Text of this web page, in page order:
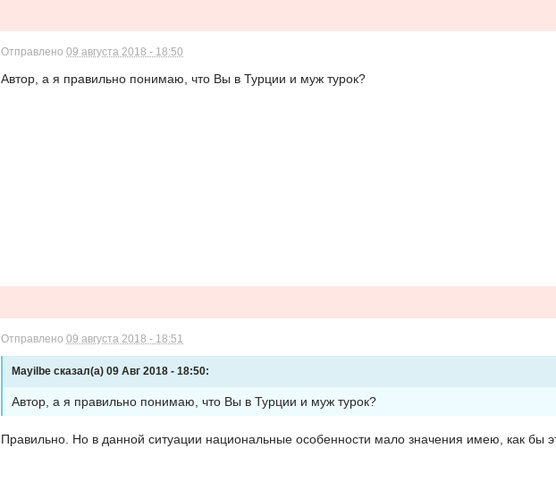
Отправлено09 августа 2018 - 18:50
Автор, а я правильно понимаю, что Вы в Турции и муж турок?
Отправлено09 августа 2018 - 18:51
Mayilbe сказал(а) 09 Авг 2018 - 18:50:
Автор, а я правильно понимаю, что Вы в Турции и муж турок?
Правильно. Но в данной ситуации национальные особенности мало значения имею, как бы